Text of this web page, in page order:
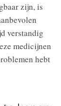
zijn, is
verstandig
medicijnen
hebt